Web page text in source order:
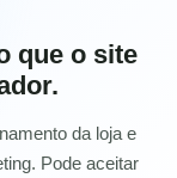
que o site
da loja e
Pode aceitar